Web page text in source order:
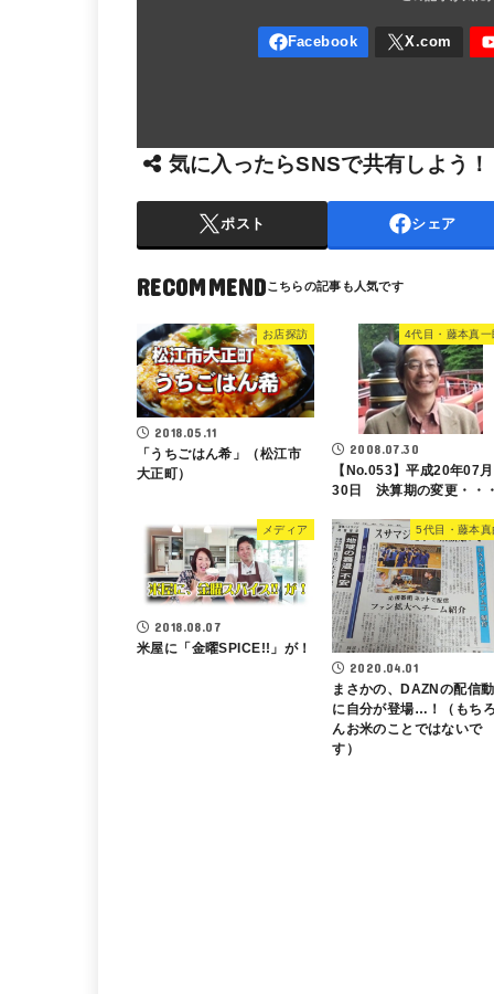
気に入ったらSNSで共有しよう！
ポスト シェア
RECOMMEND
お店探訪
2018.05.11
「うちごはん希」（松江市
大正町）
4代目・藤本真一
2008.07.30
【No.053】平成20年07月
30日 決算期の変更・・
メディア
2018.08.07
米屋に「金曜SPICE!!」が！
5代目・藤本真
2020.04.01
まさかの、DAZNの配信
に自分が登場…！（もち
んお米のことではないで
す）